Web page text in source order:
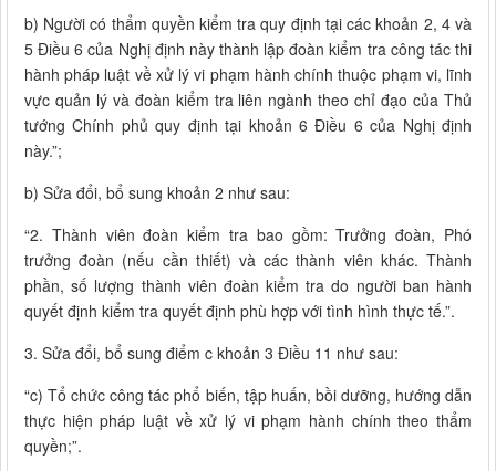
b) Người có thẩm quyền kiểm tra quy định tại các khoản 2, 4 và
5 Điều 6 của Nghị định này thành lập đoàn kiểm tra công tác thi
hành pháp luật về xử lý vi phạm hành chính thuộc phạm vi, lĩnh
vực quản lý và đoàn kiểm tra liên ngành theo chỉ đạo của Thủ
tướng Chính phủ quy định tại khoản 6 Điều 6 của Nghị định
này.”;
b) Sửa đổi, bổ sung khoản 2 như sau:
“2. Thành viên đoàn kiểm tra bao gồm: Trưởng đoàn, Phó
trưởng đoàn (nếu cần thiết) và các thành viên khác. Thành
phần, số lượng thành viên đoàn kiểm tra do người ban hành
quyết định kiểm tra quyết định phù hợp với tình hình thực tế.”.
3. Sửa đổi, bổ sung điểm c khoản 3 Điều 11 như sau:
“c) Tổ chức công tác phổ biến, tập huấn, bồi dưỡng, hướng dẫn
thực hiện pháp luật về xử lý vi phạm hành chính theo thẩm
quyền;”.